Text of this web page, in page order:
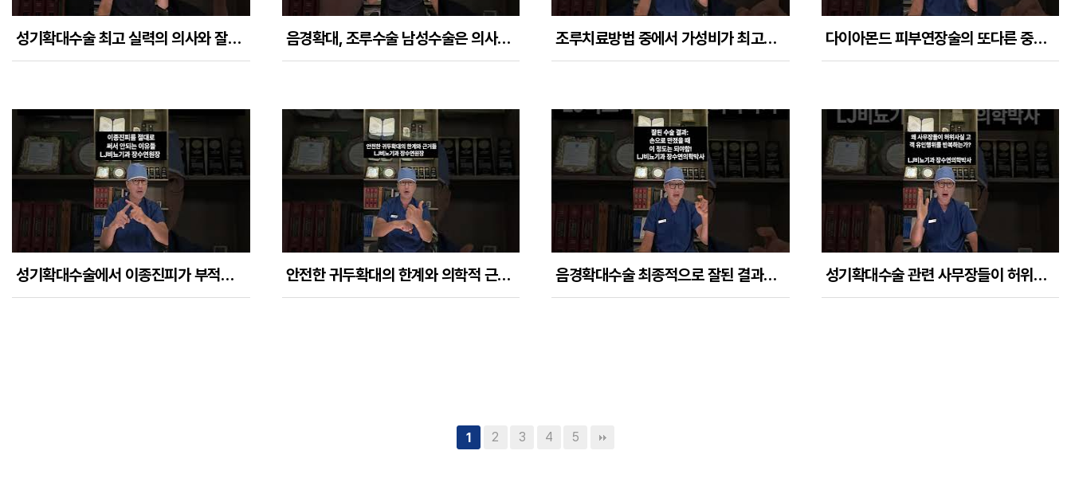
성기확대수술 최고 실력의 의사와 잘하는 결과차이가 어떨까? 음경확대, 조루수술 남성수술은 의사가 직접 정보 전달하는 것만 믿어야 한다! 사무장, 실장 광고 절대 No 조루치료방법 중에서 가성비가 최고인 것은 무엇인가? 다이아몬드 피부연장술의 또다른 중요한 효과는?
성기확대수술에서 이종진피가 부적합 재료인 이유들 안전한 귀두확대의 한계와 의학적 근거들 음경확대수술 최종적으로 잘된 결과라면 손으로 만졌을 때 이정도는 되야 한다! 성기확대수술 관련 사무장들이 허위사실, 명예훼손을 반복하는 구조적 문제들
1 2 3 4 5